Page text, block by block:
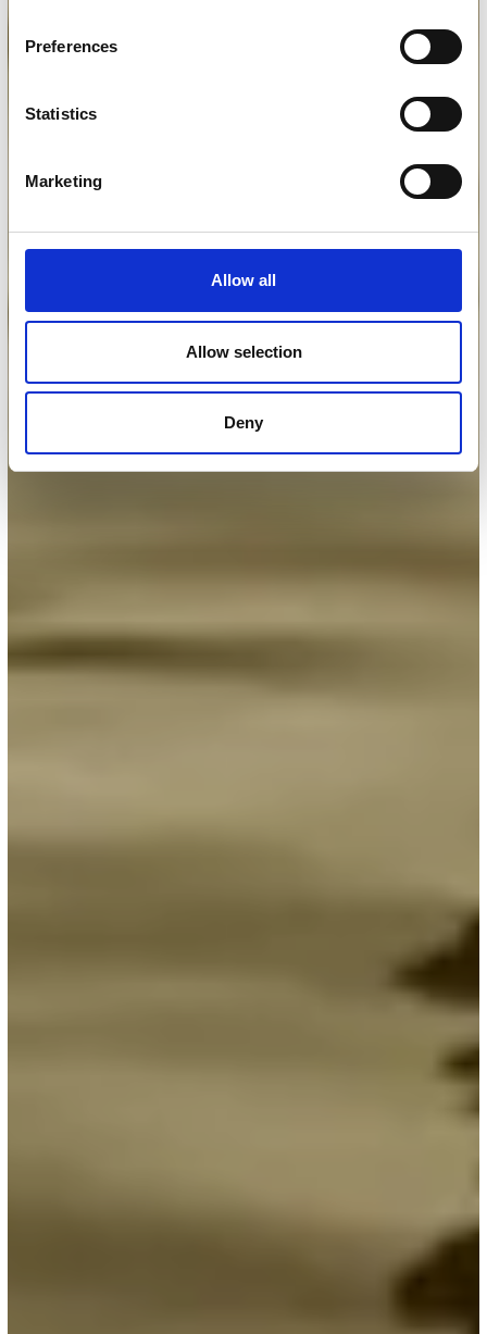
Preferences
Statistics
Marketing
Allow all
Allow selection
Deny